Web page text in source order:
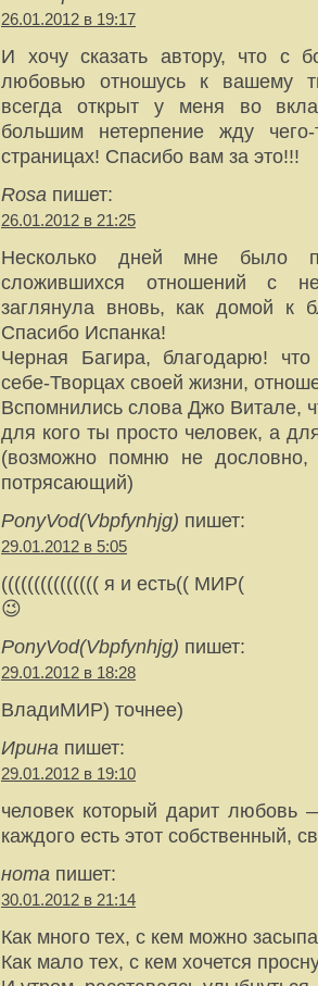
26.01.2012 в 19:17
И хочу сказать автору, что с
любовью отношусь к вашему
всегда открыт у меня во
большим нетерпение жду
страницах! Спасибо вам за это!!!
Rosa пишет:
26.01.2012 в 21:25
Несколько дней мне было
сложившихся отношений с
заглянула вновь, как домой к
Спасибо Испанка!
Черная Багира, благодарю!
себе-Творцах своей жизни,
Вспомнились слова Джо Витале,
для кого ты просто человек, а
(возможно помню не
потрясающий)
PonyVod(Vbpfynhjg) пишет:
29.01.2012 в 5:05
((((((((((((((( я и есть(( МИР(
😉
PonyVod(Vbpfynhjg) пишет:
29.01.2012 в 18:28
ВладиМИР) точнее)
Ирина пишет:
29.01.2012 в 19:10
человек который дарит любовь
каждого есть этот собственный,
нота пишет:
30.01.2012 в 21:14
Как много тех, с кем можно
Как мало тех, с кем хочется